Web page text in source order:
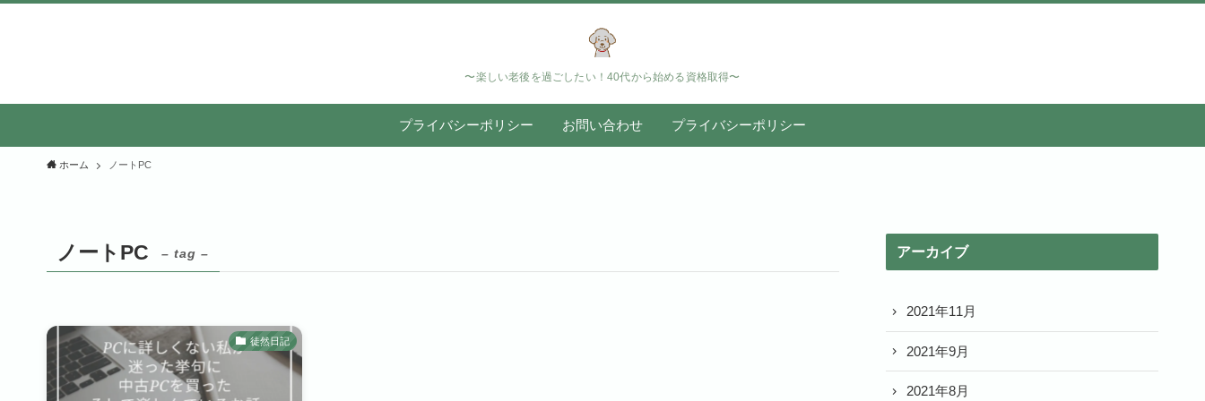
〜楽しい老後を過ごしたい！40代から始める資格取得〜
プライバシーポリシー お問い合わせ プライバシーポリシー
ホーム ノートPC
ノートPC – tag –
徒然日記
アーカイブ
2021年11月
2021年9月
2021年8月